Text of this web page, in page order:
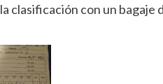
clasificación con un